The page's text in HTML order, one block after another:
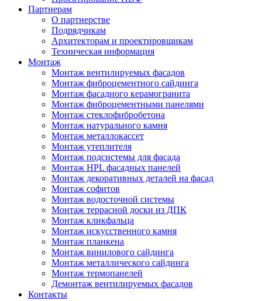
Партнерам
О партнерстве
Подрядчикам
Архитекторам и проектировщикам
Техническая информация
Монтаж
Монтаж вентилируемых фасадов
Монтаж фиброцементного сайдинга
Монтаж фасадного керамогранита
Монтаж фиброцементными панелями
Монтаж стеклофибробетона
Монтаж натурального камня
Монтаж металлокассет
Монтаж утеплителя
Монтаж подсистемы для фасада
Монтаж HPL фасадных панелей
Монтаж декоративных деталей на фасад
Монтаж софитов
Монтаж водосточной системы
Монтаж террасной доски из ДПК
Монтаж кликфальца
Монтаж искусственного камня
Монтаж планкена
Монтаж винилового сайдинга
Монтаж металлического сайдинга
Монтаж термопанелей
Демонтаж вентилируемых фасадов
Контакты